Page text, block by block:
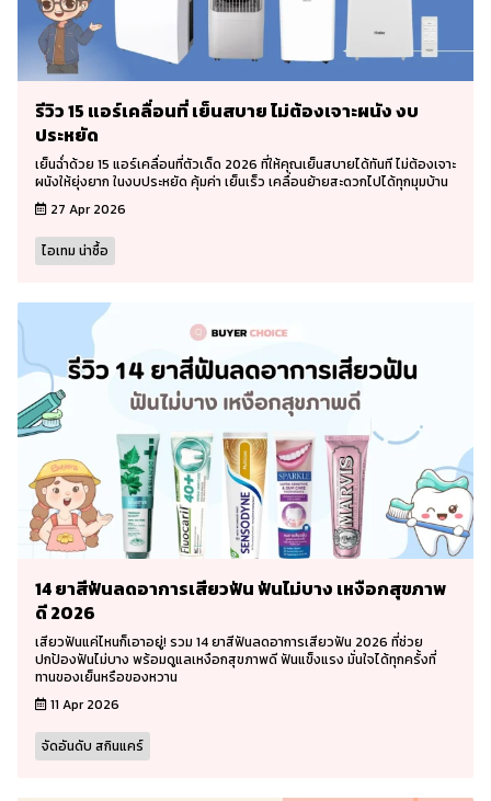
รีวิว 15 แอร์เคลื่อนที่ เย็นสบาย ไม่ต้องเจาะผนัง งบ
ประหยัด
เย็นฉ่ำด้วย 15 แอร์เคลื่อนที่ตัวเด็ด 2026 ที่ให้คุณเย็นสบายได้ทันที ไม่ต้องเจาะ
ผนังให้ยุ่งยาก ในงบประหยัด คุ้มค่า เย็นเร็ว เคลื่อนย้ายสะดวกไปได้ทุกมุมบ้าน
27 Apr 2026
ไอเทม น่าซื้อ
14 ยาสีฟันลดอาการเสียวฟัน ฟันไม่บาง เหงือกสุขภาพ
ดี 2026
เสียวฟันแค่ไหนก็เอาอยู่! รวม 14 ยาสีฟันลดอาการเสียวฟัน 2026 ที่ช่วย
ปกป้องฟันไม่บาง พร้อมดูแลเหงือกสุขภาพดี ฟันแข็งแรง มั่นใจได้ทุกครั้งที่
ทานของเย็นหรือของหวาน
11 Apr 2026
จัดอันดับ สกินแคร์